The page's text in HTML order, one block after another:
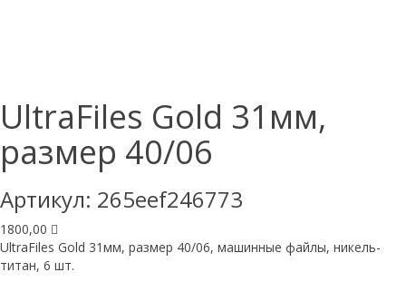
UltraFiles Gold 31мм,
размер 40/06
Артикул: 265eef246773
1800,00
UltraFiles Gold 31мм, размер 40/06, машинные файлы, никель-
титан, 6 шт.